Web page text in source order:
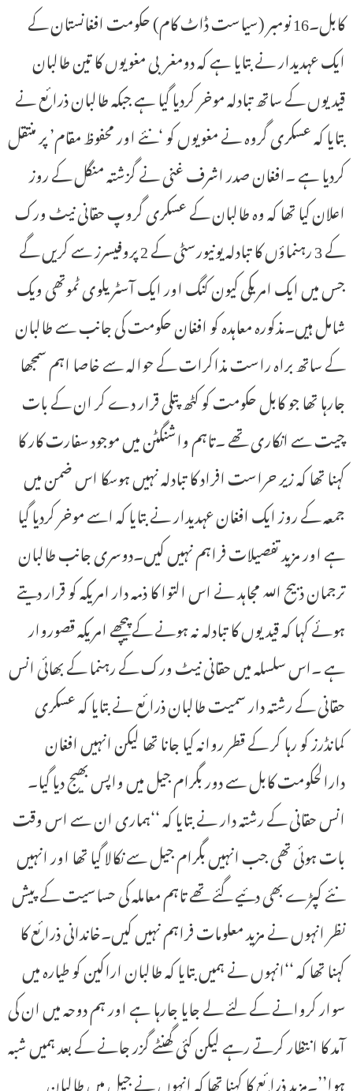
کابل۔16 نومبر (سیاست ڈاٹ کام) حکومت افغانستان کے
ایک عہدیدار نے بتایا ہے کہ دومغربی مغویوں کا تین طالبان
قیدیوں کے ساتھ تبادلہ موخر کردیا گیا ہے جبکہ طالبان ذرائع نے
بتایا کہ عسکری گروہ نے مغویوں کو ‘نئے اور محفوظ مقام’ پر منتقل
کردیا ہے ۔افغان صدر اشرف غنی نے گزشتہ منگل کے روز
اعلان کیا تھا کہ وہ طالبان کے عسکری گروپ حقانی نیٹ ورک
کے 3 رہنماؤں کا تبادلہ یونیورسٹی کے 2 پروفیسرز سے کریں گے
جس میں ایک امریکی کیون کنگ اور ایک آسٹریلوی ٹموتھی ویک
شامل ہیں۔مذکورہ معاہدہ کو افغان حکومت کی جانب سے طالبان
کے ساتھ براہ راست مذاکرات کے حوالہ سے خاصا اہم سمجھا
جارہا تھا جو کابل حکومت کو کٹھ پتلی قرار دے کر ان کے بات
چیت سے انکاری تھے ۔تاہم واشنگٹن میں موجود سفارت کار کا
کہنا تھا کہ زیر حراست افراد کا تبادلہ نہیں ہوسکا اس ضمن میں
جمعہ کے روز ایک افغان عہدیدار نے بتایا کہ اسے موخر کردیا گیا
ہے اور مزید تفصیلات فراہم نہیں کیں۔دوسری جانب طالبان
ترجمان ذبیح اللہ مجاہد نے اس التوا کا ذمہ دار امریکہ کو قرار دیتے
ہوئے کہا کہ قیدیوں کا تبادلہ نہ ہونے کے پیچھے امریکہ قصوروار
ہے ۔اس سلسلہ میں حقانی نیٹ ورک کے رہنما کے بھائی انس
حقانی کے رشتہ دار سمیت طالبان ذرائع نے بتایا کہ عسکری
کمانڈرز کو رہا کر کے قطر روانہ کیا جانا تھا لیکن انہیں افغان
دارالحکومت کابل سے دور بگرام جیل میں واپس بھیج دیا گیا۔
انس حقانی کے رشتہ دار نے بتایا کہ ‘‘ہماری ان سے اس وقت
بات ہوئی تھی جب انہیں بگرام جیل سے نکالا گیا تھا اور انہیں
نئے کپڑے بھی دئیے گئے تھے تاہم معاملہ کی حساسیت کے پیش
نظر انہوں نے مزید معلومات فراہم نہیں کیں۔خاندانی ذرائع کا
کہنا تھا کہ ‘‘انہوں نے ہمیں بتایا کہ طالبان اراکین کو طیارہ میں
سوار کروانے کے لئے لے جایا جارہا ہے اور ہم دوحہ میں ان کی
آمد کا انتظار کرتے رہے لیکن کئی گھنٹے گزر جانے کے بعد ہمیں شبہ
ہوا’’۔مزید ذرائع کا کہنا تھا کہ انہوں نے جیل میں طالبان